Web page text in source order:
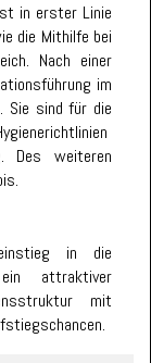
in erster Linie
die Mithilfe bei
Nach einer
im
Sie sind für die
Des weiteren
in die
attraktiver
mit